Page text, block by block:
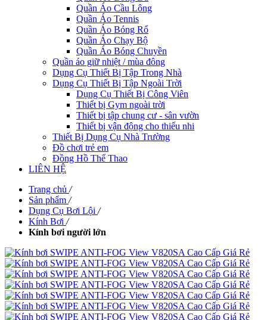
Quần Áo Cầu Lông
Quần Áo Tennis
Quần Áo Bóng Rổ
Quần Áo Chạy Bộ
Quần Áo Bóng Chuyền
Quần áo giữ nhiệt / mùa đông
Dụng Cụ Thiết Bị Tập Trong Nhà
Dụng Cụ Thiết Bị Tập Ngoài Trời
Dụng Cụ Thiết Bị Công Viên
Thiết bị Gym ngoài trời
Thiết bị tập chung cư - sân vườn
Thiết bị vận động cho thiếu nhi
Thiết Bị Dụng Cụ Nhà Trường
Đồ chơi trẻ em
Đồng Hồ Thể Thao
LIÊN HỆ
Trang chủ /
Sản phẩm /
Dụng Cụ Bơi Lội /
Kính Bơi /
Kính bơi người lớn